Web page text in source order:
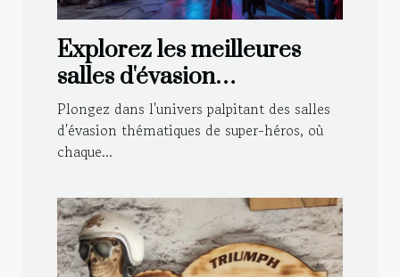
Explorez les meilleures
salles d'évasion
thématiques de super-
héros
Plongez dans l'univers palpitant des salles
d'évasion thématiques de super-héros, où
chaque...